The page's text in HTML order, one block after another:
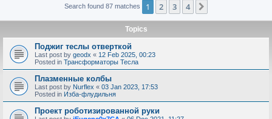
Search found 87 matches 1 2 3 4
Topics
Поджиг теслы отверткой
Last post by geodx « 12 Feb 2025, 00:23
Posted in Трансформаторы Тесла
Плазменные колбы
Last post by Nurflex « 03 Jan 2023, 17:53
Posted in Изба-флудильня
Проект роботизированной руки